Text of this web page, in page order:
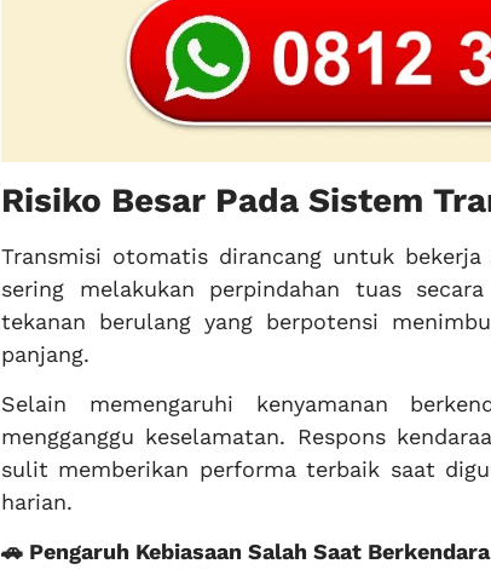
Risiko Besar Pada Sistem
Transmisi otomatis dirancang untuk
sering melakukan perpindahan tuas
tekanan berulang yang berpotensi
panjang.
Selain memengaruhi kenyamanan
mengganggu keselamatan. Respons
sulit memberikan performa terbaik saat
harian.
🚗 Pengaruh Kebiasaan Salah Saat Berkendara